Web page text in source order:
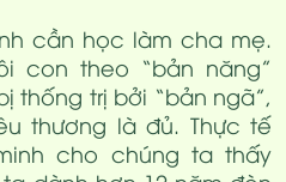
cần học làm cha mẹ.
con theo “bản năng”
thống trị bởi “bản ngã”,
thương là đủ. Thực tế
cho chúng ta thấy